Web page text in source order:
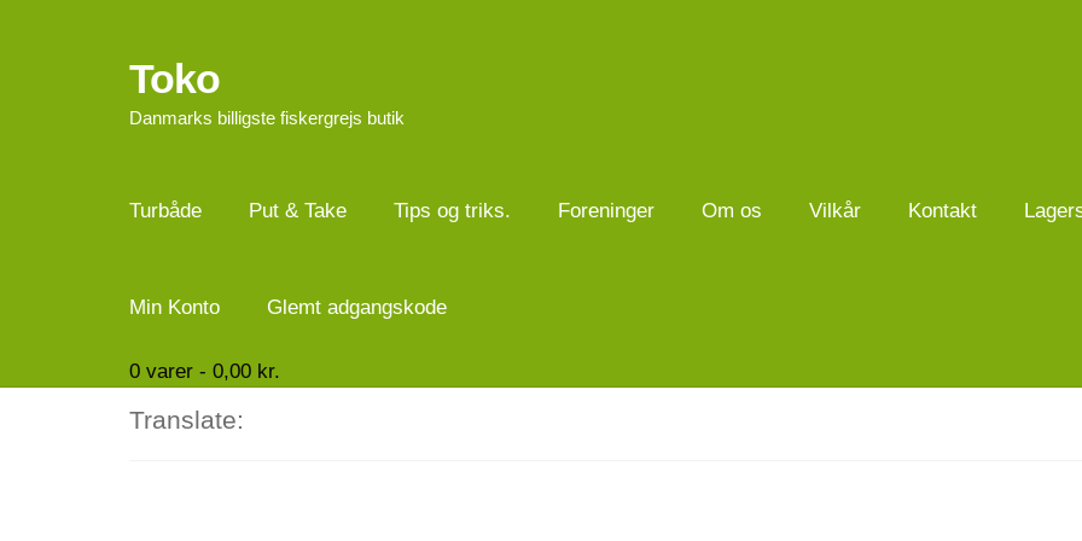
Spring
til
navigation
Spring
til
indhold
Toko
Danmarks billigste fiskergrejs butik
Turbåde Put & Take Tips og triks. Foreninger Om os Vilkår Kontakt
Min Konto Glemt adgangskode
0varer - 0,00 kr.
Translate: